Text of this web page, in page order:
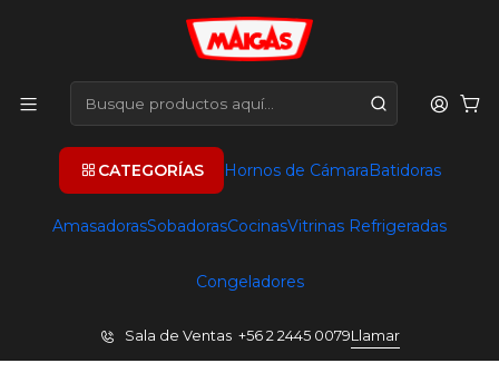
CATEGORÍAS Hornos de CámaraBatidoras
AmasadorasSobadorasCocinasVitrinas Refrigeradas
Congeladores
Sala de Ventas +56 2 2445 0079Llamar